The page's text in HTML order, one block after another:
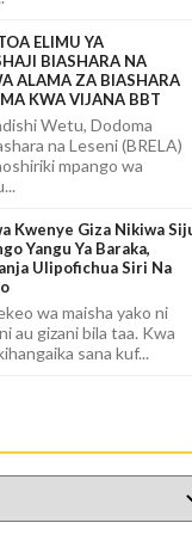
ELIMU YA
BIASHARA NA
ALAMA ZA BIASHARA
KWA VIJANA BBT
Wetu, Dodoma
na Leseni (BRELA)
mpango wa
Kwenye Giza Nikiwa
Yangu Ya Baraka,
Ulipofichua Siri Na
wa maisha yako ni
au gizani bila taa. Kwa
sana kuf...